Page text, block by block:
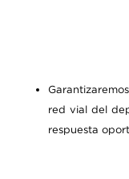
red vial del
respuesta